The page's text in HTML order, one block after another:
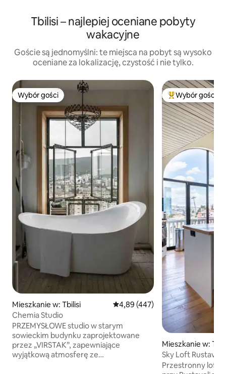
Tbilisi – najlepiej oceniane pobyty
wakacyjne
Goście są jednomyślni: te miejsca na pobyt są wysoko
oceniane za lokalizację, czystość i nie tylko.
Wybór gości
Wybór gości
Mieszkanie w: Tbilisi Średnia ocena: 4,89 na 5, liczba
4,89 (447)
Chemia Studio
PRZEMYSŁOWE studio w starym
sowieckim budynku zaprojektowane
przez „VIRSTAK”, zapewniające
wyjątkową atmosferę ze
Wybór gości
Mieszkanie w:
Sky Loft
widoki i
Przestronny loft o